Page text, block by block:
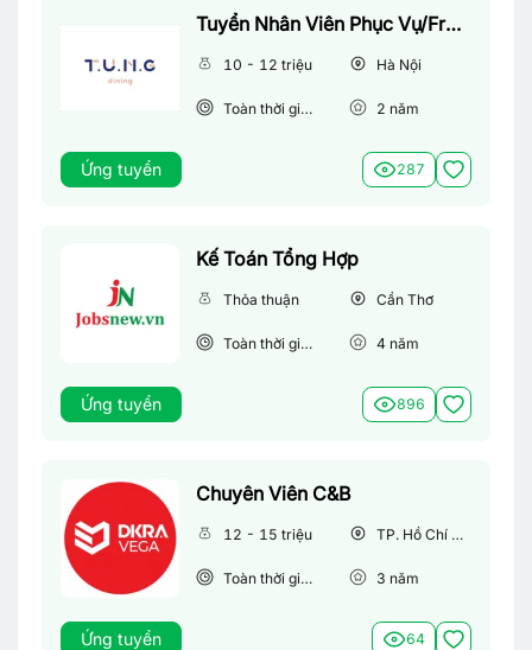
Tuyển Nhân Viên Phục Vụ/Front Of House
10 - 12 triệu Hà Nội
Toàn thời gian 2 năm
Ứng tuyển 287
Kế Toán Tổng Hợp
Thỏa thuận Cần Thơ
Toàn thời gian 4 năm
Ứng tuyển 896
Chuyên Viên C&B
12 - 15 triệu TP. Hồ Chí Minh
Toàn thời gian 3 năm
Ứng tuyển 64